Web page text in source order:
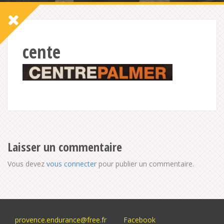
cente
Laisser un commentaire
Vous devez vous connecterpour publier un commentaire.
provence.endurance@free.fr Facebook